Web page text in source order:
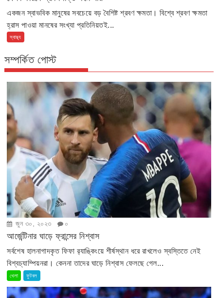
একজন স্বাভবিক মানুষের সবচেয়ে বড় বৈশিষ্ট শ্রবণ ক্ষমতা। বিশ্বে শ্রবণ ক্ষমতা
হ্রাস পাওয়া মানষের সংখ্যা প্রতিনিয়তই...
স্বাস্থ্য
সম্পর্কিত পোস্ট
জুন ৩০, ২০২৩ ০
আর্জেন্টিনার ঘাড়ে ফ্রান্সের নিশ্বাস
সর্বশেষ হালনাগাদকৃত ফিফা র‍্যাঙ্কিংয়ে শীর্ষস্থান ধরে রাখলেও স্বস্তিতে নেই
বিশ্বচ্যাম্পিয়নরা। কেননা তাদের ঘাড়ে নিশ্বাস ফেলছে গেল...
খেলা ফুটবল